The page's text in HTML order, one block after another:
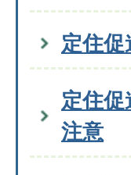
定住
定住
注意